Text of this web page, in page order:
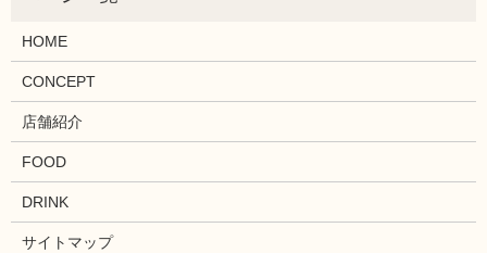
HOME
CONCEPT
店舗紹介
FOOD
DRINK
サイトマップ